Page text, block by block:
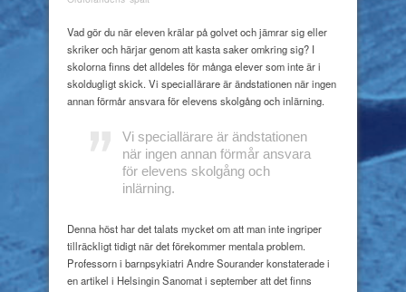
finns
den?
Vad gör du när eleven krälar på golvet och jämrar sig eller
skriker och härjar genom att kasta saker omkring sig? I
skolorna finns det alldeles för många elever som inte är i
skoldugligt skick. Vi speciallärare är ändstationen när ingen
annan förmår ansvara för elevens skolgång och inlärning.
Vi speciallärare är ändstationen
när ingen annan förmår ansvara
för elevens skolgång och
inlärning.
Denna höst har det talats mycket om att man inte ingriper
tillräckligt tidigt när det förekommer mentala problem.
Professorn i barnpsykiatri Andre Sourander konstaterade i
en artikel i Helsingin Sanomat i september att det finns